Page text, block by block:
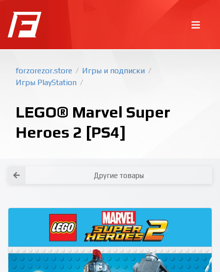
forzorezor.store / Игры и подписки /
Игры PlayStation /
LEGO® Marvel Super
Heroes 2 [PS4]
Другие товары